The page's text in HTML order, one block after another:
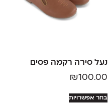
נעל סירה רקמה פסים
₪100.00
בחר אפשרויות